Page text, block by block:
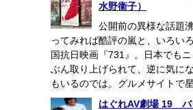
水野衞子）
公開前の異様な話題
ってみれば酷評の嵐と、いろい
国抗日映画『731』。日本でも
ぶん取り上げられて、逆に気に
もいるのでは。グルメサイトで
はぐれAV劇場 19 バ